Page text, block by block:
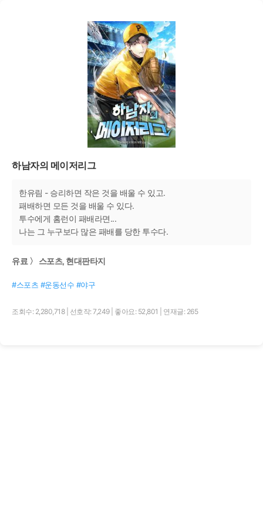
하남자의 메이저리그
한유림 - 승리하면 작은 것을 배울 수 있고.
패배하면 모든 것을 배울 수 있다.
투수에게 홈런이 패배라면...
나는 그 누구보다 많은 패배를 당한 투수다.
유료 〉 스포츠, 현대판타지
#스포츠 #운동선수 #야구
조회수: 2,280,718 선호작: 7,249 좋아요: 52,801 연재글: 265